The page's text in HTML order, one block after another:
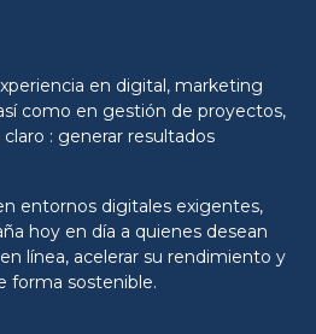
en digital, marketing
como en gestión de proyectos,
: generar resultados
entornos digitales exigentes,
hoy en día a quienes desean
línea, acelerar su rendimiento y
forma sostenible.